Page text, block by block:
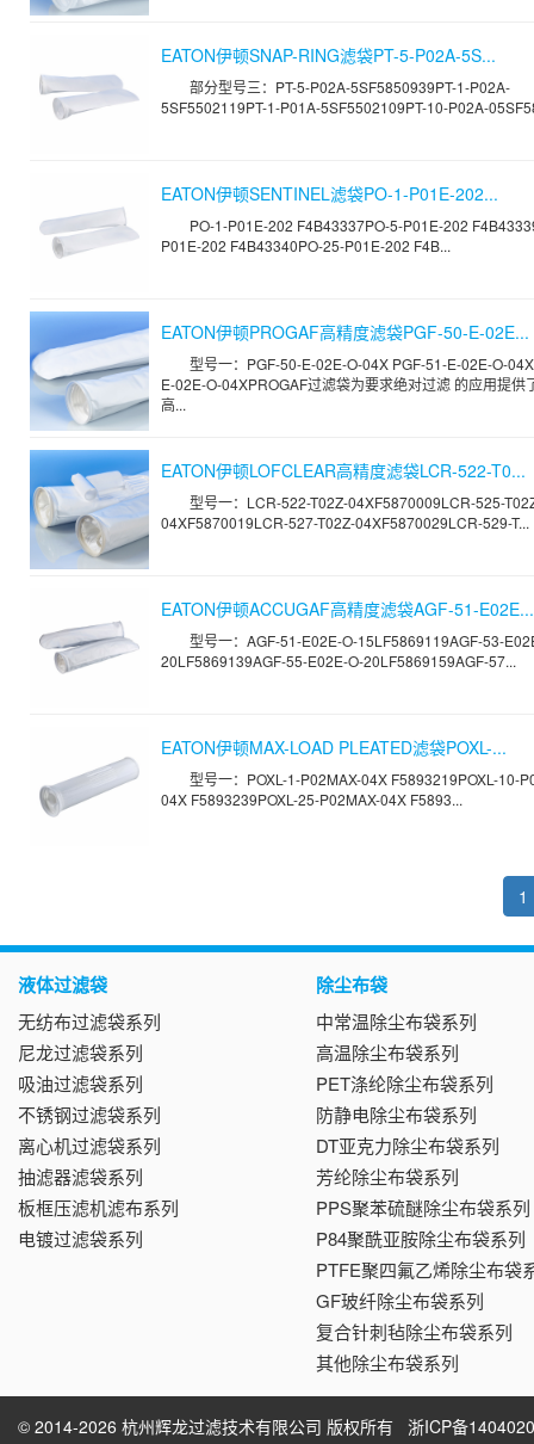
EATON伊顿SNAP-RING滤袋PT-5-P02A-5S...
部分型号三：PT-5-P02A-5SF5850939PT-1-P02A-
5SF5502119PT-1-P01A-5SF5502109PT-10-P02A-
EATON伊顿SENTINEL滤袋PO-1-P01E-202...
PO-1-P01E-202 F4B43337PO-5-P01E-202
P01E-202 F4B43340PO-25-P01E-202 F4B...
EATON伊顿PROGAF高精度滤袋PGF-50-E-02E...
型号一：PGF-50-E-02E-O-04X PGF-51-E-02E-O-
E-02E-O-04XPROGAF过滤袋为要求绝对过滤 的应用提供
高...
EATON伊顿LOFCLEAR高精度滤袋LCR-522-T0...
型号一：LCR-522-T02Z-04XF5870009LCR-525-
04XF5870019LCR-527-T02Z-04XF5870029LCR-529-T...
EATON伊顿ACCUGAF高精度滤袋AGF-51-E02E...
型号一：AGF-51-E02E-O-15LF5869119AGF-53-
20LF5869139AGF-55-E02E-O-20LF5869159AGF-57...
EATON伊顿MAX-LOAD PLEATED滤袋POXL-...
型号一：POXL-1-P02MAX-04X F5893219POXL-10-
04X F5893239POXL-25-P02MAX-04X F5893...
1
液体过滤袋
无纺布过滤袋系列
尼龙过滤袋系列
吸油过滤袋系列
不锈钢过滤袋系列
离心机过滤袋系列
抽滤器滤袋系列
板框压滤机滤布系列
电镀过滤袋系列
除尘布袋
中常温除尘布袋系列
高温除尘布袋系列
PET涤纶除尘布袋系列
防静电除尘布袋系列
DT亚克力除尘布袋系列
芳纶除尘布袋系列
PPS聚苯硫醚除尘布袋系列
P84聚酰亚胺除尘布袋系列
PTFE聚四氟乙烯除尘布袋
GF玻纤除尘布袋系列
复合针刺毡除尘布袋系列
其他除尘布袋系列
© 2014-2026 杭州辉龙过滤技术有限公司 版权所有 浙ICP备